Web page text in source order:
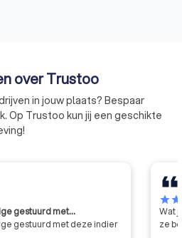
over Trustoo
in jouw plaats? Bespaar
Op Trustoo kun jij een geschikte
gestuurd met…
gestuurd met deze indier
starstar
Wat
ze